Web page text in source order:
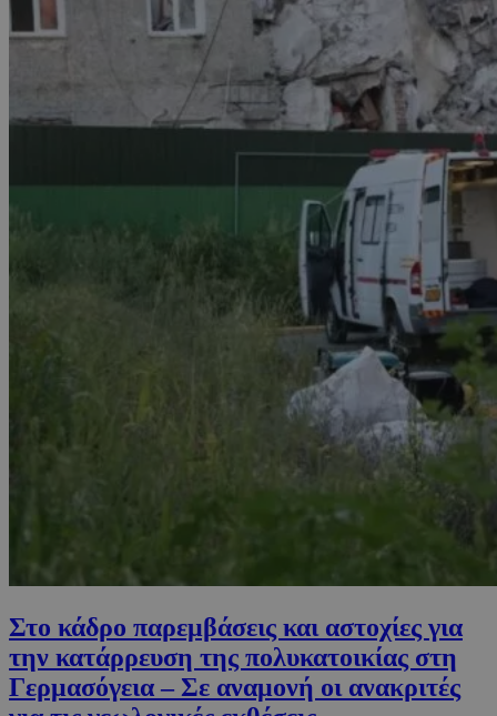
Στο κάδρο παρεμβάσεις και αστοχίες για
την κατάρρευση της πολυκατοικίας στη
Γερμασόγεια – Σε αναμονή οι ανακριτές